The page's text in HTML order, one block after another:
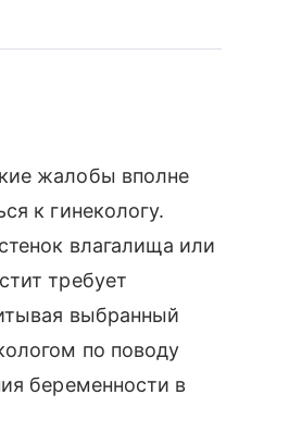
жалобы вполне
к гинекологу.
влагалища или
требует
выбранный
по поводу
беременности в